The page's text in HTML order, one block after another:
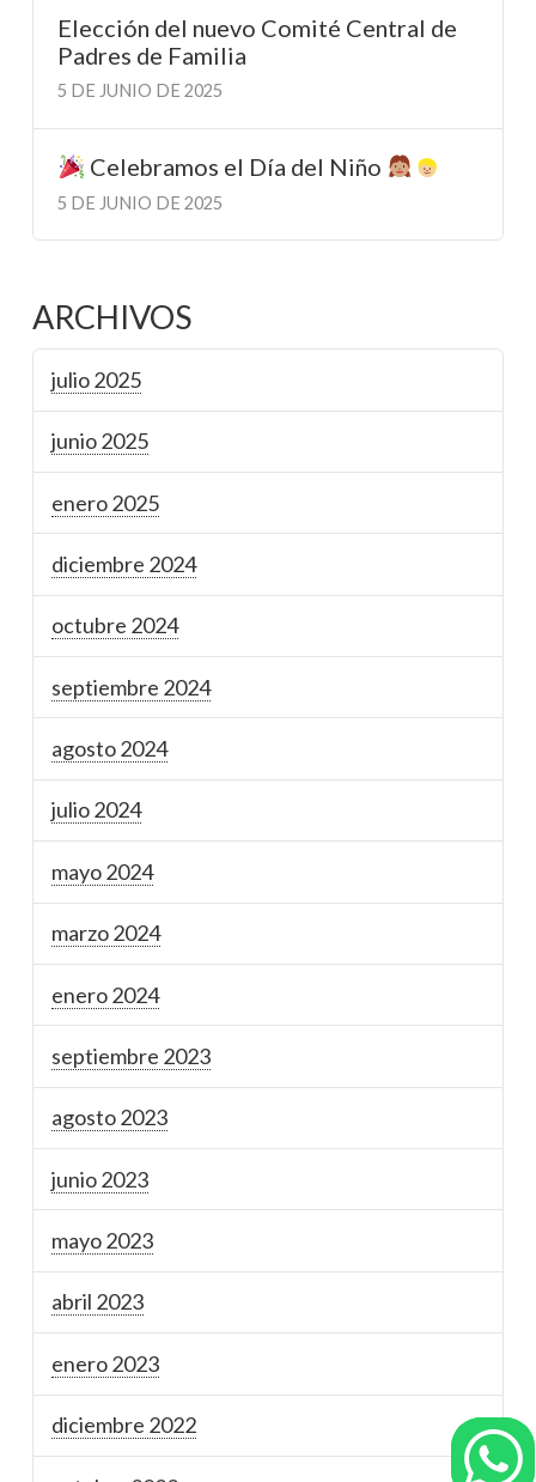
Elección del nuevo Comité Central de
Padres de Familia
5 DE JUNIO DE 2025
Celebramos el Día del Niño
5 DE JUNIO DE 2025
ARCHIVOS
julio 2025
junio 2025
enero 2025
diciembre 2024
octubre 2024
septiembre 2024
agosto 2024
julio 2024
mayo 2024
marzo 2024
enero 2024
septiembre 2023
agosto 2023
junio 2023
mayo 2023
abril 2023
enero 2023
diciembre 2022